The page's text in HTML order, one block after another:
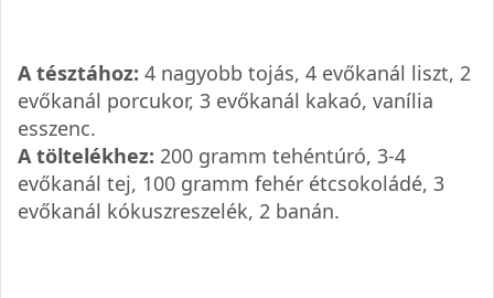
A tésztához: 4 nagyobb tojás, 4 evőkanál liszt, 2
evőkanál porcukor, 3 evőkanál kakaó, vanília
esszenc.
A töltelékhez: 200 gramm tehéntúró, 3-4
evőkanál tej, 100 gramm fehér étcsokoládé, 3
evőkanál kókuszreszelék, 2 banán.